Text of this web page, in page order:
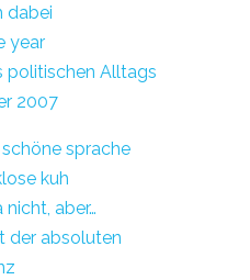
dabei
year
politischen Alltags
2007
sprache
kuh
aber…
der absoluten